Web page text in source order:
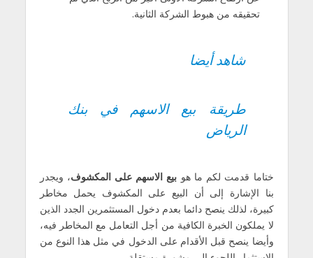
تحقيقه من هبوط الشركة الثانية.
شاهد أيضا
طريقة بيع الاسهم في بنك
الرياض
ختاما قدمت لكم ما هو بيع الاسهم على المكشوف، ويجدر
بنا الإشارة إلى أن البيع على المكشوف يحمل مخاطر
كبيرة، لذلك ينصح دائما بعدم دخول المستثمرين الجدد الذين
لا يملكون الخبرة الكافية من أجل التعامل مع المخاطر فيه،
وأيضا ينصح قبل الأقدام على الدخول في مثل هذا النوع من